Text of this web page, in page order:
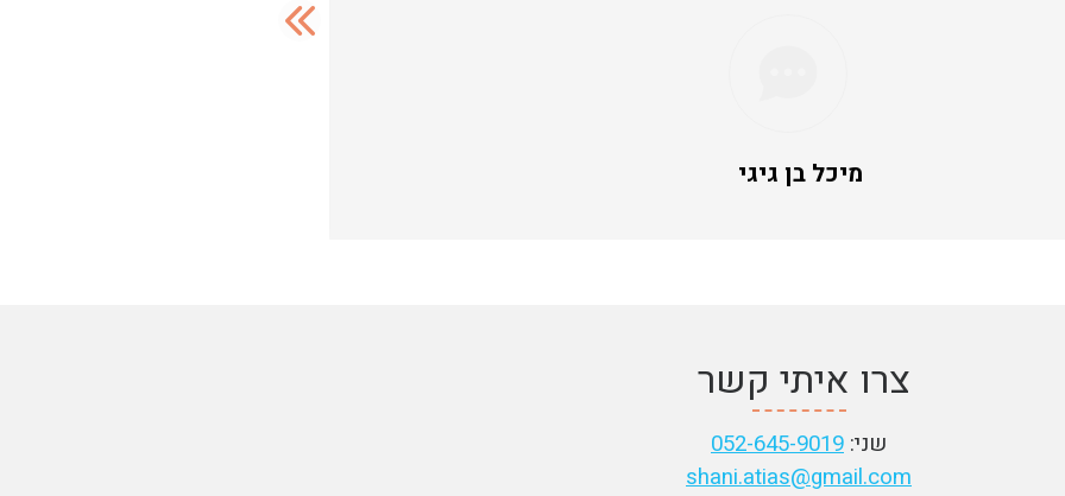
מיכל בן גיגי
צרו איתי קשר
שני: 052-645-9019
shani.atias@gmail.com